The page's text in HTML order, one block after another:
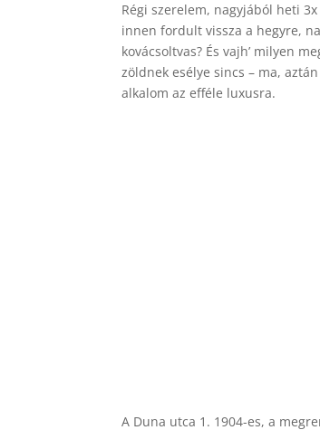
Régi szerelem, nagyjából heti
innen fordult vissza a hegyre,
kovácsoltvas? És vajh’ milyen
zöldnek esélye sincs – ma,
alkalom az efféle luxusra.
A Duna utca 1. 1904-es, a